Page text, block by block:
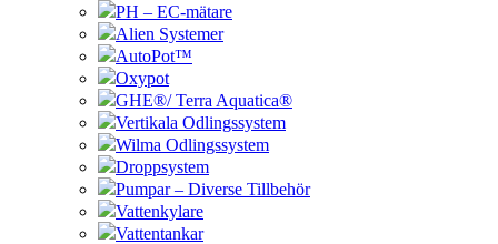
PH – EC-mätare
Alien Systemer
AutoPot™
Oxypot
GHE®/ Terra Aquatica®
Vertikala Odlingssystem
Wilma Odlingssystem
Droppsystem
Pumpar – Diverse Tillbehör
Vattenkylare
Vattentankar